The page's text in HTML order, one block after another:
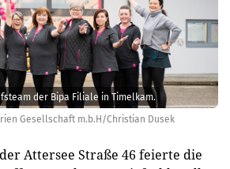
Gesellschaft m.b.H/Christian Dusek
der Bipa Filiale in Timelkam.
Attersee Straße 46 feierte die